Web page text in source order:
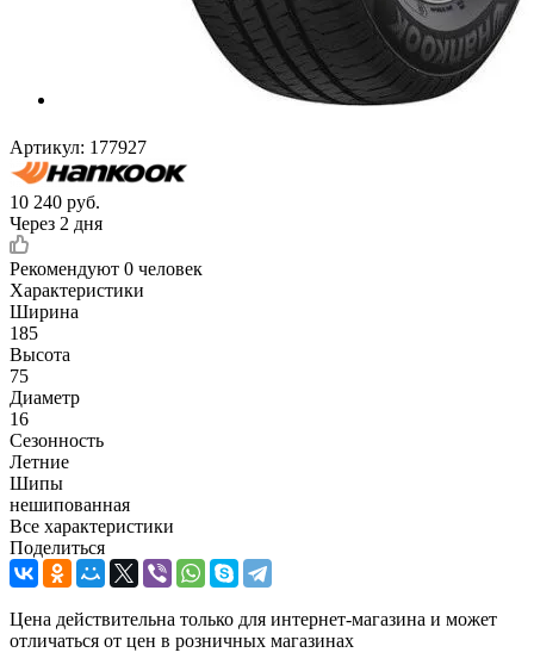
Артикул: 177927
10 240 руб.
Через 2 дня
Рекомендуют 0 человек
Характеристики
Ширина
185
Высота
75
Диаметр
16
Сезонность
Летние
Шипы
нешипованная
Все характеристики
Поделиться
Цена действительна только для интернет-магазина и может
отличаться от цен в розничных магазинах